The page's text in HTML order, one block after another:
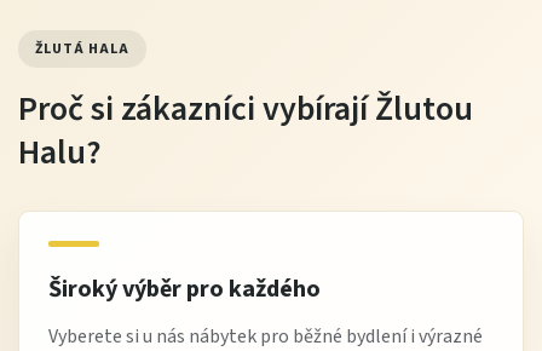
ŽLUTÁ HALA
Proč si zákazníci vybírají Žlutou
Halu?
Široký výběr pro každého
Vyberete si u nás nábytek pro běžné bydlení i výrazné